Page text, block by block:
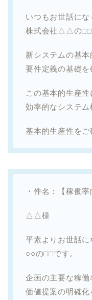
いつもお世話にな
株式会社△△の□□
新システムの基本
要件定義の基礎を
この基本的生産性
効率的なシステム
基本的生産性をご
・件名：【稼働
△△様
平素よりお世話に
○○の□□です。
企画の主要な稼働
価値提案の明確化